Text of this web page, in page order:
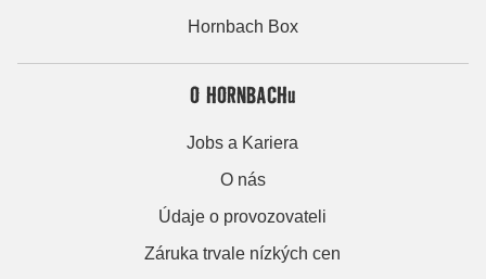
Hornbach Box
O HORNBACHu
Jobs a Kariera
O nás
Údaje o provozovateli
Záruka trvale nízkých cen